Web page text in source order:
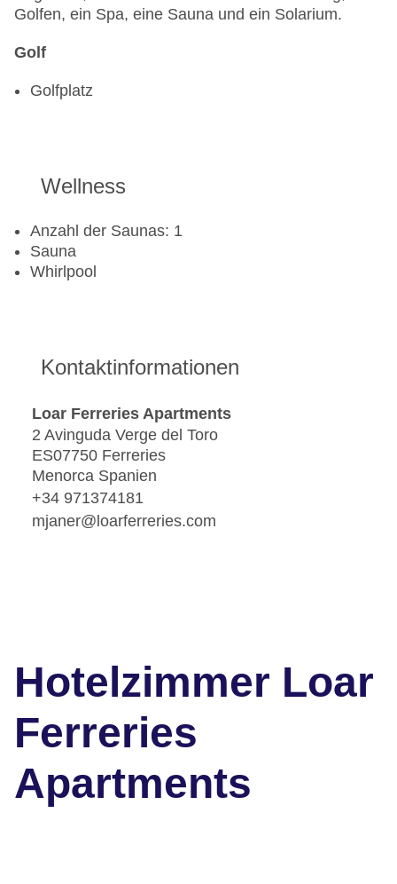
Golfen, ein Spa, eine Sauna und ein Solarium.
Golf
Golfplatz
Wellness
Anzahl der Saunas: 1
Sauna
Whirlpool
Kontaktinformationen
Loar Ferreries Apartments
2 Avinguda Verge del Toro
ES07750 Ferreries
Menorca Spanien
+34 971374181
mjaner@loarferreries.com
Hotelzimmer Loar
Ferreries
Apartments